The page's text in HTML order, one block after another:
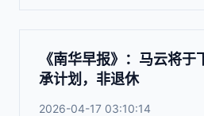
《南华早报》：马云将
承计划，非退休
2026-04-17 03:10:14